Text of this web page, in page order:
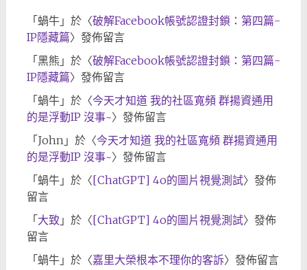
「蝸牛」於〈破解Facebook帳號認證封鎖：第四篇-
IP隱藏篇〉發佈留言
「黑熊 」於〈破解Facebook帳號認證封鎖：第四篇-
IP隱藏篇〉發佈留言
「蝸牛」於〈今天才知道 我的社區寬頻 群揚資通用
的是浮動IP 沒事~〉發佈留言
「John 」於〈今天才知道 我的社區寬頻 群揚資通用
的是浮動IP 沒事~〉發佈留言
「蝸牛」於〈[ChatGPT] 4o的圖片視覺測試〉發佈
留言
「大致 」於〈[ChatGPT] 4o的圖片視覺測試〉發佈
留言
「蝸牛」於〈嘉里大榮根本不理你的客訴〉發佈留言